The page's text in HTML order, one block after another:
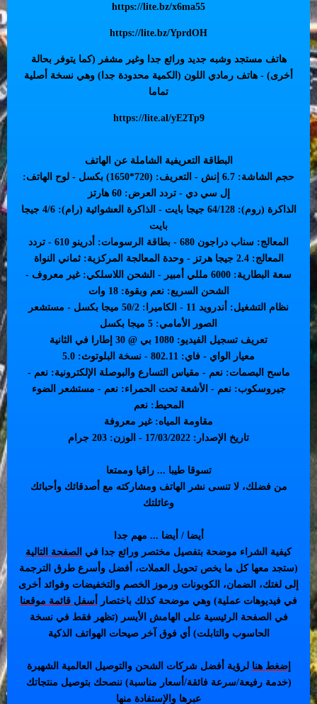
https://lite.bz/x6ma55
https://lite.bz/YprdOH
هاتف مستجد وشبه جديد ورائع جدا وغير مشفر (كما يتوفر بحالة
أخرى) - هاتف رمادي اللون (الكمية محدودة جدا) وهي نسخة أصلية
تماما
https://lite.al/yE2Tp9
البطاقة التعريفية الشاملة عن الهاتف
حجم الشاشة: 6.7 إنش - التعريف: (720*1650) بكسل - لوح الهاتف:
إل سي دي - تردد العرض: 60 هارتز
الذاكرة (روم): 64/128 جيجا بايت - الذاكرة العشوائية (رام): 4/6 جيجا
بايت
المعالج: سناب دراجون 680 - بطاقة الرسومات: أدرينو 610 - تردد
المعالج: 2.4 جيجا هرتز - وحدة المعالجة المركزية: ثماني النواة
سعة البطارية: 6000 مللي أمبير - الشحن اللاسلكي: غير معروف -
الشحن السريع: نعم وبقوة: 18 وات
نظام التشغيل: أندرويد 11 - الكاميرا: 50/2 ميجا بكسل - مستشعر
الصور الأمامي: 5 ميجا بكسل
تعريف تسجيل الفيديو: 1080 بي @ 30 إطارا في الثانية
معيار الواي - فاي: 802.11 - نسخة البلوتوث: 5.0
ماسح البصمات: نعم - مقياس التسارع والبوصلة الإلكترونية: نعم -
جيروسكوب: نعم - الأشعة تحت الحمراء: نعم - مستشعر الضوء
المحيط: نعم
مقاومة المياه: غير معروفة
تاريخ الإصدار: 17/03/2022 - الوزن: 203 جرام
تسوقا طيبا ... راقيا وممتعا
من فضلك، لا تنسى نشر الهاتف ومشاركته مع أصدقائك وأحبائك
وعائلتك
أيضا / أيضا ... مهم جدا
كيفية الشراء موضحة بتفصيل مختصر ورائع جدا في الصفحة التالية
(ستجد معها كل ما يخص تحويل العملات، أفضل وأسرع طرق الترجمة
إلى لغتك، الضمان، الكوبونات ورموز الخصم والتخفيضات وفوائد أخرى
في فيديوهات عملية) وهي موضحة كذلك باختصار
أسفل قائمة موقعنا
في الصفحة الرئيسية على الهامش الأيسر (تظهر فقط في نسخة
الحاسوب والتابلت) أي فوق آخر صيحات الهواتف الذكية
إضغط هنا لرؤية أفضل شركات الشحن والتوصيل العالمية الشهيرة
(خدمة رفيعة/سرعة فائقة/أسعار مناسبة) ننصحك بتوصيل منتجاتك
عبرها والإستفادة منها